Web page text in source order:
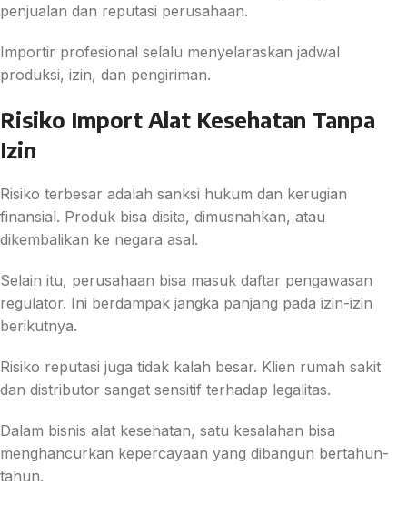
penjualan dan reputasi perusahaan.
Importir profesional selalu menyelaraskan jadwal
produksi, izin, dan pengiriman.
Risiko Import Alat Kesehatan Tanpa
Izin
Risiko terbesar adalah sanksi hukum dan kerugian
finansial. Produk bisa disita, dimusnahkan, atau
dikembalikan ke negara asal.
Selain itu, perusahaan bisa masuk daftar pengawasan
regulator. Ini berdampak jangka panjang pada izin-izin
berikutnya.
Risiko reputasi juga tidak kalah besar. Klien rumah sakit
dan distributor sangat sensitif terhadap legalitas.
Dalam bisnis alat kesehatan, satu kesalahan bisa
menghancurkan kepercayaan yang dibangun bertahun-
tahun.